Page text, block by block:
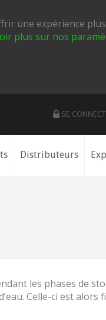
une expérience
plus sur nos
SE
Distributeurs
les phases de
Celle-ci est alors